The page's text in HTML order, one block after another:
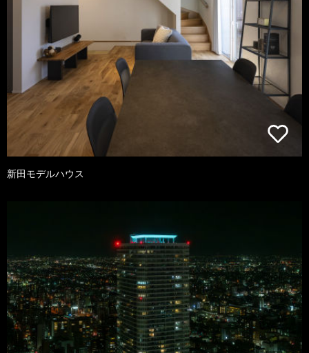
新田モデルハウス